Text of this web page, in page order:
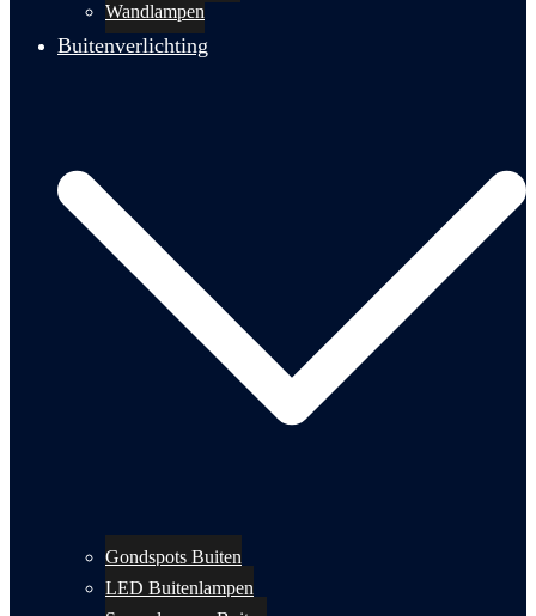
Wandlampen
Buitenverlichting
Gondspots Buiten
LED Buitenlampen